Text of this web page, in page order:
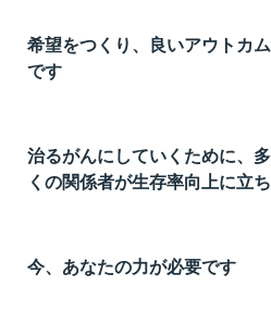
希望をつくり、良いアウトカ
です
治るがんにしていくために、
くの関係者が生存率向上に立
今、あなたの力が必要です